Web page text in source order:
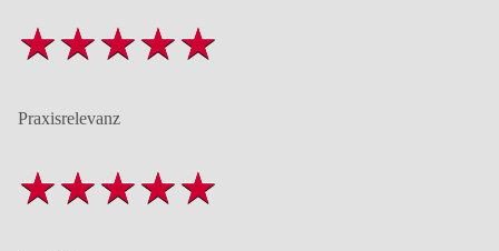
Praxisrelevanz